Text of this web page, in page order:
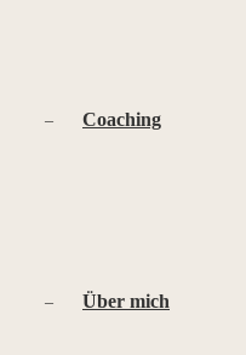
Coaching
Über mich